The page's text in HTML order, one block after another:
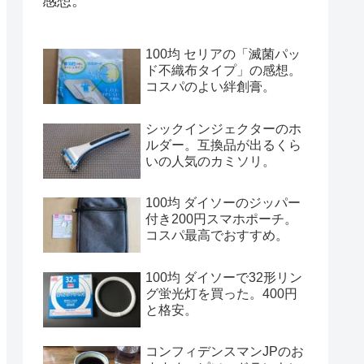
100均 セリアの「滅菌パッ
ド不織布タイプ」の感想。
コスパのよい絆創膏。
シックインジェクターのホ
ルダー。互換品が出るくら
いの人気のカミソリ。
100均 ダイソーのジッパー
付き200円スマホポーチ。
コスパ最高でおすすめ。
100均 ダイソーで32形リン
グ蛍光灯を買った。400円
と格安。
コンフィデンスマンJPのお